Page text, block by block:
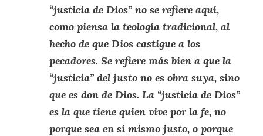
“justicia de Dios” no se refiere aquí,
como piensa la teología tradicional, al
hecho de que Dios castigue a los
pecadores. Se refiere más bien a que la
“justicia” del justo no es obra suya, sino
que es don de Dios. La “justicia de Dios”
es la que tiene quien vive por la fe, no
porque sea en sí mismo justo, o porque